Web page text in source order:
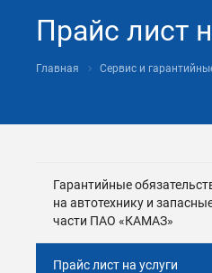
Прайс лист
Главная Сервис и
Гарантийные
на автотехнику и
части ПАО «КАМАЗ»
Прайс лист на услуги